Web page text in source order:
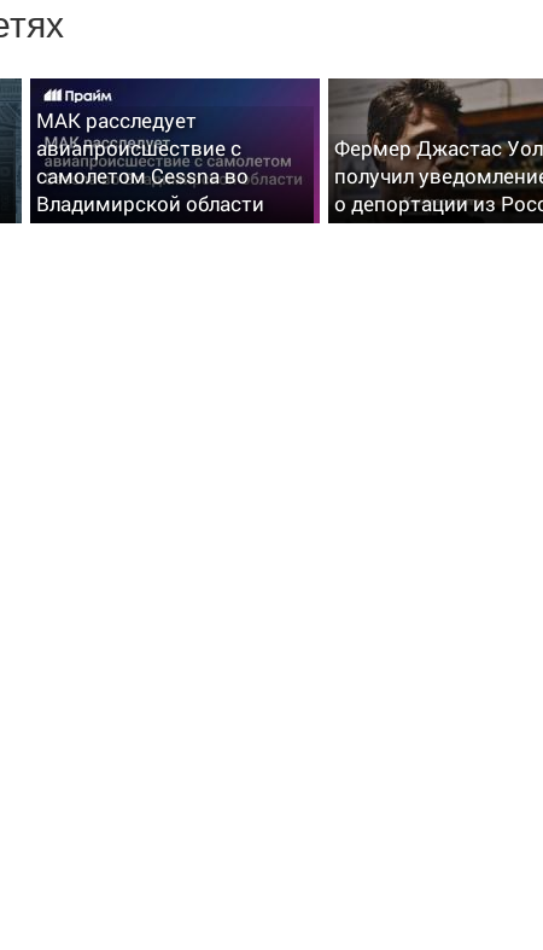
МАК расследует
авиапроисшествие с
самолетом Cessna во
Владимирской области
Фермер Джастас
получил
о депортации из